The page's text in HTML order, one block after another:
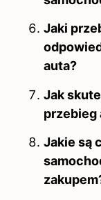
Jaki
auta?
Jak
przebieg
Jakie są